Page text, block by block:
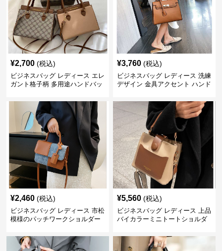
¥2,700 (税込)
ビジネスバッグ レディース エレ
ガント格子柄 多用途ハンドバッ
¥3,760 (税込)
ビジネスバッグ レディース 洗練
デザイン 金具アクセント ハンド
¥2,460 (税込)
ビジネスバッグ レディース 市松
模様のパッチワークショルダー
¥5,560 (税込)
ビジネスバッグ レディース 上品
バイカラーミニトートショルダ